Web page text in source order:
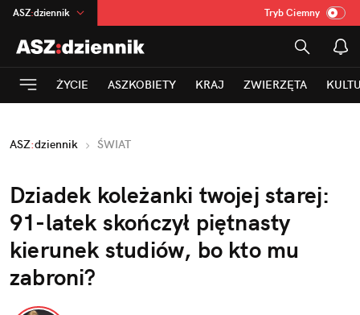
ASZ:dziennik
na:Temat
INN:Poland
mama
Rozrywka
Tryb Ciemny
ŻYCIE ASZKOBIETY KRAJ ZWIERZĘTA
ASZ:dziennik ŚWIAT
Dziadek koleżanki twojej starej:
91-latek skończył piętnasty
kierunek studiów, bo kto mu
zabroni?